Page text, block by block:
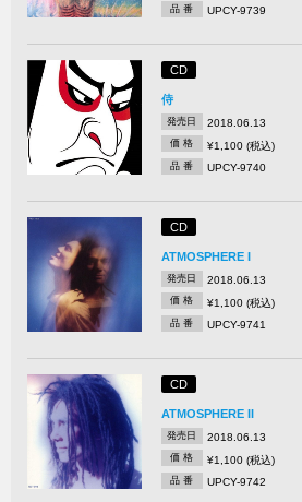
品 番 UPCY-9739
CD
侍
発売日 2018.06.13
価 格 ¥1,100 (税込)
品 番 UPCY-9740
CD
ATMOSPHERE I
発売日 2018.06.13
価 格 ¥1,100 (税込)
品 番 UPCY-9741
CD
ATMOSPHERE II
発売日 2018.06.13
価 格 ¥1,100 (税込)
品 番 UPCY-9742